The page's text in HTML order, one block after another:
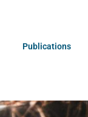
Publications